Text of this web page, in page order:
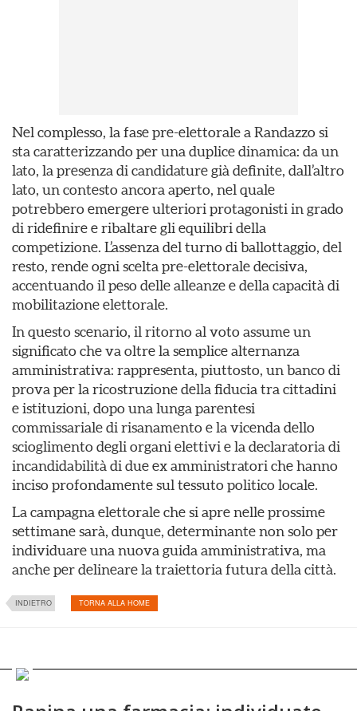
Nel complesso, la fase pre-elettorale a Randazzo si
sta caratterizzando per una duplice dinamica: da un
lato, la presenza di candidature già definite, dall’altro
lato, un contesto ancora aperto, nel quale
potrebbero emergere ulteriori protagonisti in grado
di ridefinire e ribaltare gli equilibri della
competizione. L’assenza del turno di ballottaggio, del
resto, rende ogni scelta pre-elettorale decisiva,
accentuando il peso delle alleanze e della capacità di
mobilitazione elettorale.
In questo scenario, il ritorno al voto assume un
significato che va oltre la semplice alternanza
amministrativa: rappresenta, piuttosto, un banco di
prova per la ricostruzione della fiducia tra cittadini
e istituzioni, dopo una lunga parentesi
commissariale di risanamento e la vicenda dello
scioglimento degli organi elettivi e la declaratoria di
incandidabilità di due ex amministratori che hanno
inciso profondamente sul tessuto politico locale.
La campagna elettorale che si apre nelle prossime
settimane sarà, dunque, determinante non solo per
individuare una nuova guida amministrativa, ma
anche per delineare la traiettoria futura della città.
INDIETRO TORNA ALLA HOME